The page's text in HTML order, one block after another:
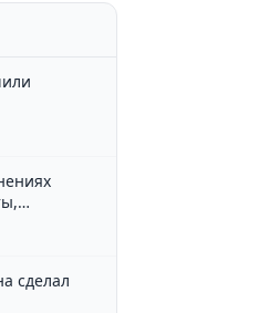
сделал